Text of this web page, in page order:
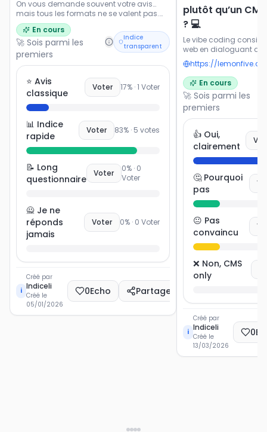
On vous demande souvent votre avis…
mais tous les formats ne se valent pas.
Dites-nous ce qui vous donne vraiment
envie de participer.
En cours
🚀 Sois parmi les
premiers
Indice
transparent
⭐ Avis
classique
Voter 17% ·1 Voter
📊 Indice
rapide
Voter 83% · 5 votes
📝 Long
questionnaire
Voter 0% · 0
Voter
🙅 Je ne
réponds
jamais
Voter 0% · 0 Voter
i
Créé par
Indiceli
Créé le
05/01/2026
0Echo Partager
plutôt qu’un CMS
? 💻
Le vibe coding
web en dialoguant
génère le code, les
fonctionnalités à la
approche promet plus
flexibilité et moins de
CMS classiques
Webflow 💻. Mais elle
nouvelle façon de
digital. Seriez-vous
nouvelle manière de
En cours
🚀 Sois parmi les
premiers
👍 Oui,
clairement
🤔 Pourquoi
pas
😐 Pas
convaincu
❌ Non, CMS
only
i
Créé par
Indiceli
Créé le
13/03/2026
0